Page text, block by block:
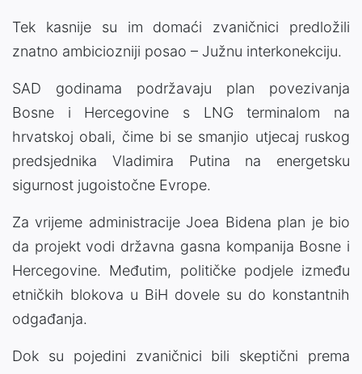
Tek kasnije su im domaći zvaničnici predložili
znatno ambiciozniji posao – Južnu interkonekciju.
SAD godinama podržavaju plan povezivanja
Bosne i Hercegovine s LNG terminalom na
hrvatskoj obali, čime bi se smanjio utjecaj ruskog
predsjednika Vladimira Putina na energetsku
sigurnost jugoistočne Evrope.
Za vrijeme administracije Joea Bidena plan je bio
da projekt vodi državna gasna kompanija Bosne i
Hercegovine. Međutim, političke podjele između
etničkih blokova u BiH dovele su do konstantnih
odgađanja.
Dok su pojedini zvaničnici bili skeptični prema